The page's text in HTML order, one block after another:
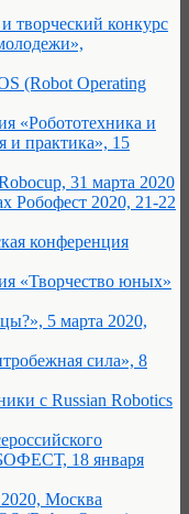
творческий конкурс
(Robot Operating
«Робототехника и
и практика», 15
31 марта 2020
Робофест 2020, 21-22
конференция
«Творчество юных»
5 марта 2020,
сила», 8
с Russian Robotics
18 января
Москва